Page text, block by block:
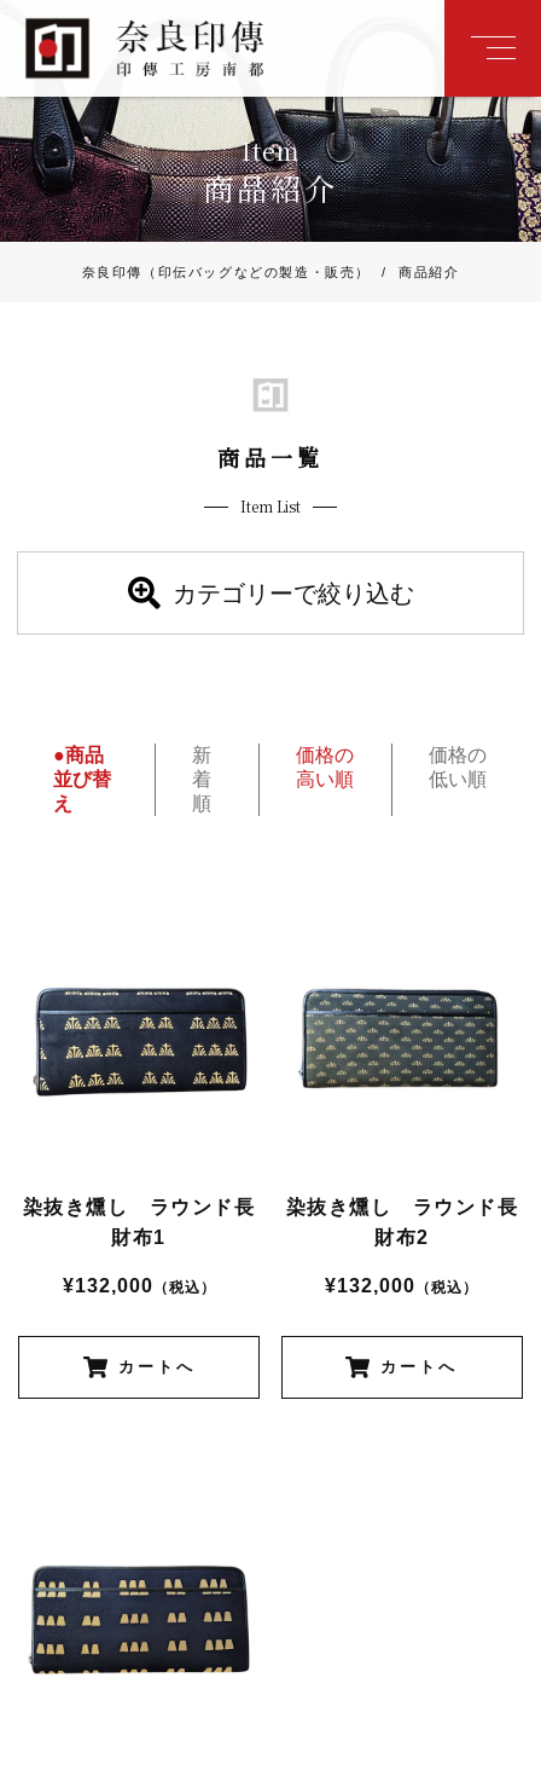
Item
商品紹介
奈良印傳（印伝バッグなどの製造・販売） / 商品紹介
商品一覧
Item List
カテゴリーで絞り込む
●商品
並び替
え
新
着
順
価格の
高い順
価格の
低い順
染抜き燻し ラウンド長
財布1
¥132,000 （税込）
カートへ
染抜き燻し ラウンド長
財布2
¥132,000 （税込）
カートへ